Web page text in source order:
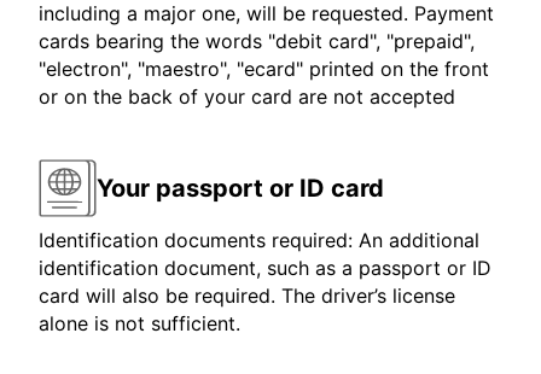
including a major one, will be requested. Payment
cards bearing the words "debit card", "prepaid",
"electron", "maestro", "ecard" printed on the front
or on the back of your card are not accepted
Your passport or ID card
Identification documents required: An additional
identification document, such as a passport or ID
card will also be required. The driver’s license
alone is not sufficient.